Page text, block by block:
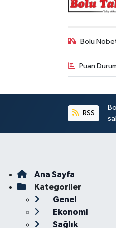
Bolu
Puan
RSS
Ana Sayfa
Kategoriler
Genel
Ekonomi
Sağlık